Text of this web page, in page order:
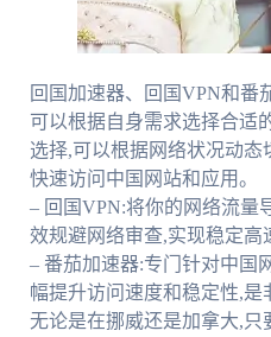
回国加速器、回国VPN和番
可以根据自身需求选择合适
选择,可以根据网络状况动
快速访问中国网站和应用。
– 回国VPN:将你的网络流量
效规避网络审查,实现稳定高
– 番茄加速器:专门针对中国
幅提升访问速度和稳定性,
无论是在挪威还是加拿大,